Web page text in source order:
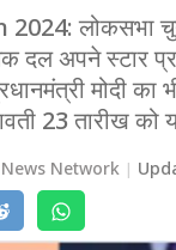
लोकसभा
दल अपने स्टार
मोदी का
23 तारीख
Network